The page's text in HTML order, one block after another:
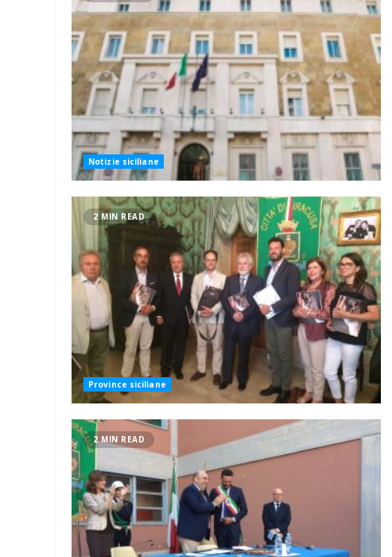
Notizie siciliane
2 MIN READ
Province siciliane
2 MIN READ